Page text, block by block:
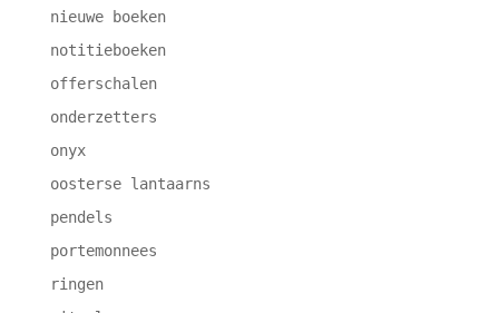
nieuwe boeken
notitieboeken
offerschalen
onderzetters
onyx
oosterse lantaarns
pendels
portemonnees
ringen